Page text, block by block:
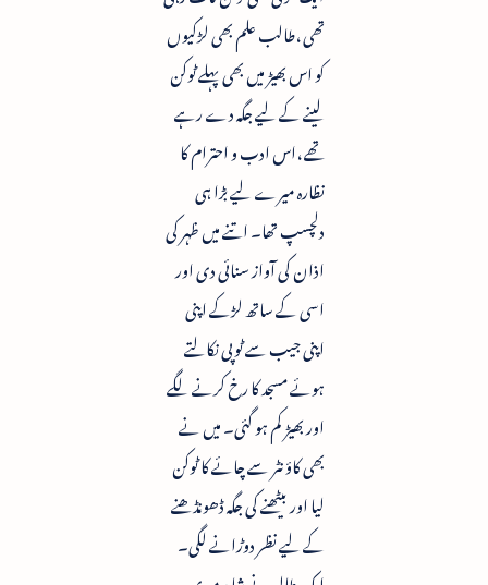
تھی ،طالب علم بھی لڑکیوں
کو اس بھیڑ میں بھی پہلے ٹوکن
لینے کے لیے جگہ دے رہے
تھے ،اس ادب و احترام کا
نظارہ میرے لیے بڑا ہی
دلچسپ تھا۔ اتنے میں ظہر کی
اذان کی آواز سنائی دی اور
اسی کے ساتھ لڑکے اپنی
اپنی جیب سے ٹوپی نکالتے
ہوئے مسجد کا رخ کرنے لگے
اور بھیڑ کم ہو گئی۔ میں نے
بھی کاؤنٹر سے چائے کا ٹوکن
لیا اور بیٹھنے کی جگہ ڈھونڈھنے
کے لیے نظر دوڑانے لگی۔